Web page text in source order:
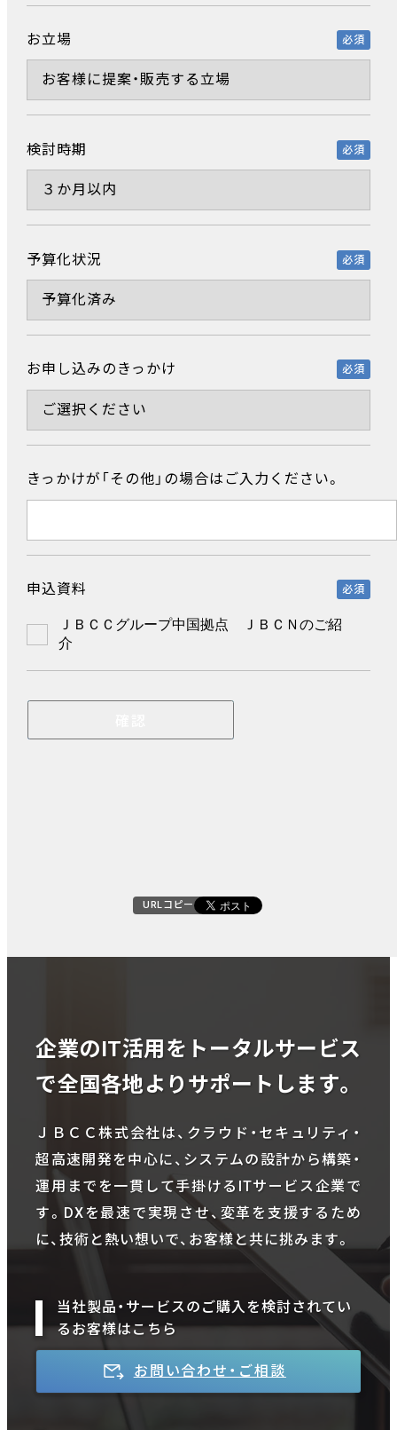
お立場 必須
検討時期 必須
予算化状況 必須
お申し込みのきっかけ 必須
きっかけが「その他」の場合はご入力ください。
申込資料 必須
ＪＢＣＣグループ中国拠点 ＪＢＣＮのご紹
介
URLコピー
企業のIT活用をトータルサービス
で全国各地よりサポートします。
ＪＢＣＣ株式会社は、クラウド・セキュリティ・
超高速開発を中心に、システムの設計から構築・
運用までを一貫して手掛けるITサービス企業で
す。DXを最速で実現させ、変革を支援するため
に、技術と熱い想いで、お客様と共に挑みます。
当社製品・サービスのご購入を検討されてい
るお客様はこちら
お問い合わせ・ご相談